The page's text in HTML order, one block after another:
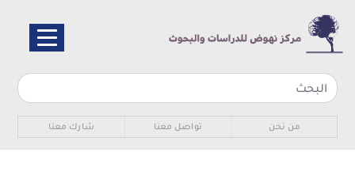
المحتوى
Sub navigation
من نحن تواصل معنا شارك معنا